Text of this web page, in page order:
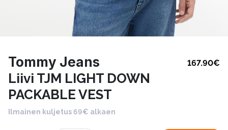
Tommy Jeans 167.90€
Liivi TJM LIGHT DOWN
PACKABLE VEST
Ilmainen kuljetus 69€ alkaen